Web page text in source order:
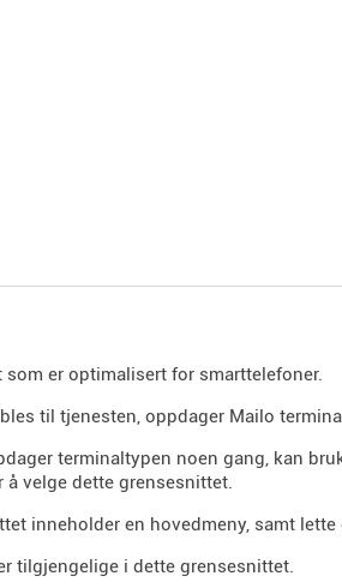
er optimalisert for smarttelefoner.
til tjenesten, oppdager Mailo
terminaltypen noen gang, kan
velge dette grensesnittet.
inneholder en hovedmeny, samt lette
tilgjengelige i dette grensesnittet.